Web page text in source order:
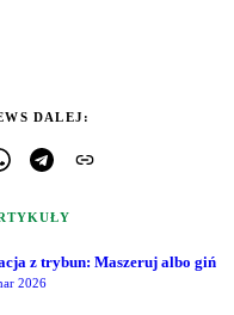
DALEJ:
z trybun: Maszeruj albo giń
2026